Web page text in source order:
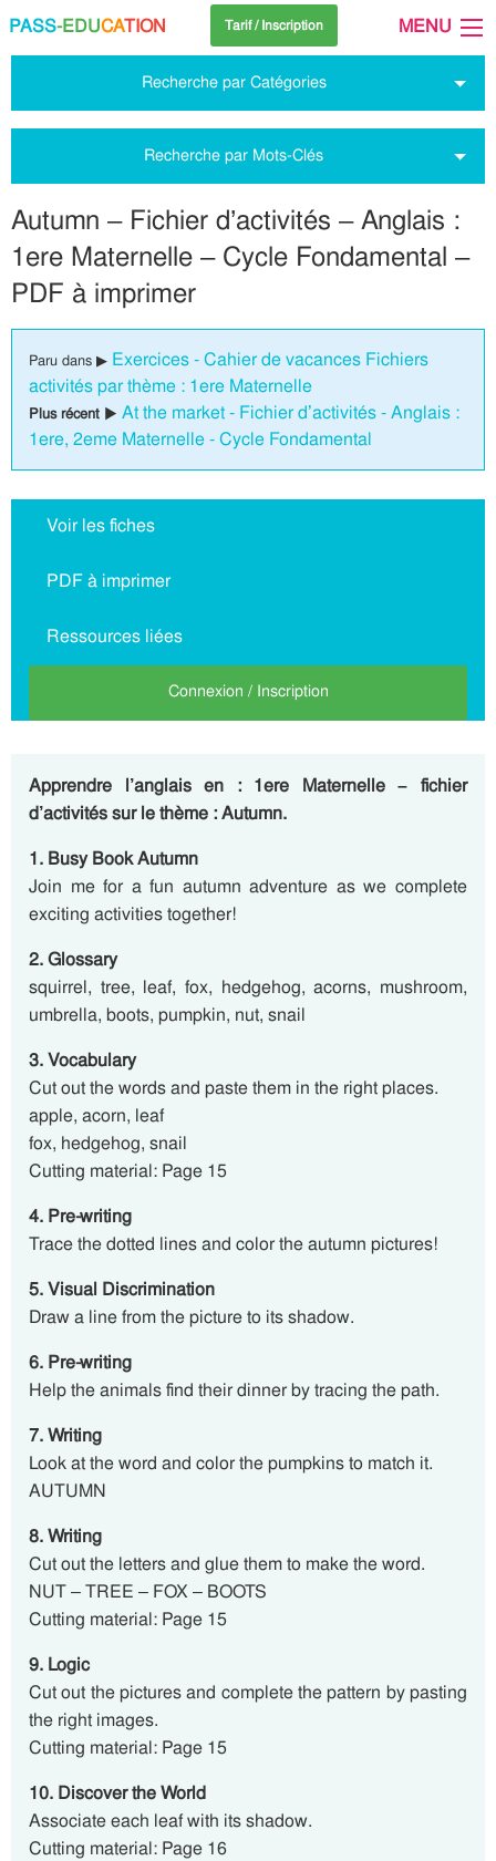
PASS-EDUCATION Tarif / Inscription MENU
Recherche par Catégories
Recherche par Mots-Clés
Autumn – Fichier d’activités – Anglais :
1ere Maternelle – Cycle Fondamental –
PDF à imprimer
Paru dans ▶ Exercices - Cahier de vacances Fichiers
activités par thème : 1ere Maternelle
Plus récent ▶ At the market - Fichier d’activités - Anglais :
1ere, 2eme Maternelle - Cycle Fondamental
Voir les fiches
PDF à imprimer
Ressources liées
Connexion / Inscription
Apprendre l’anglais en : 1ere Maternelle – fichier
d’activités sur le thème : Autumn.
1. Busy Book Autumn
Join me for a fun autumn adventure as we complete
exciting activities together!
2. Glossary
squirrel, tree, leaf, fox, hedgehog, acorns, mushroom,
umbrella, boots, pumpkin, nut, snail
3. Vocabulary
Cut out the words and paste them in the right places.
apple, acorn, leaf
fox, hedgehog, snail
Cutting material: Page 15
4. Pre-writing
Trace the dotted lines and color the autumn pictures!
5. Visual Discrimination
Draw a line from the picture to its shadow.
6. Pre-writing
Help the animals find their dinner by tracing the path.
7. Writing
Look at the word and color the pumpkins to match it.
AUTUMN
8. Writing
Cut out the letters and glue them to make the word.
NUT – TREE – FOX – BOOTS
Cutting material: Page 15
9. Logic
Cut out the pictures and complete the pattern by pasting
the right images.
Cutting material: Page 15
10. Discover the World
Associate each leaf with its shadow.
Cutting material: Page 16